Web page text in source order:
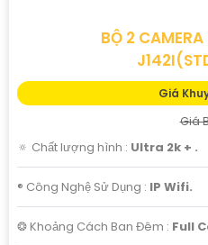
BỘ 2
Giá
Giá
🔅 Chất lượng hình : Ultra 2k + .
®️ Công Nghệ Sử Dụng : IP Wifi.
❂ Khoảng Cách Ban Đêm : Full